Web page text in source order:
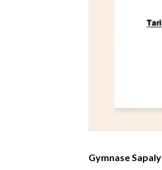
Gymnase Sapaly